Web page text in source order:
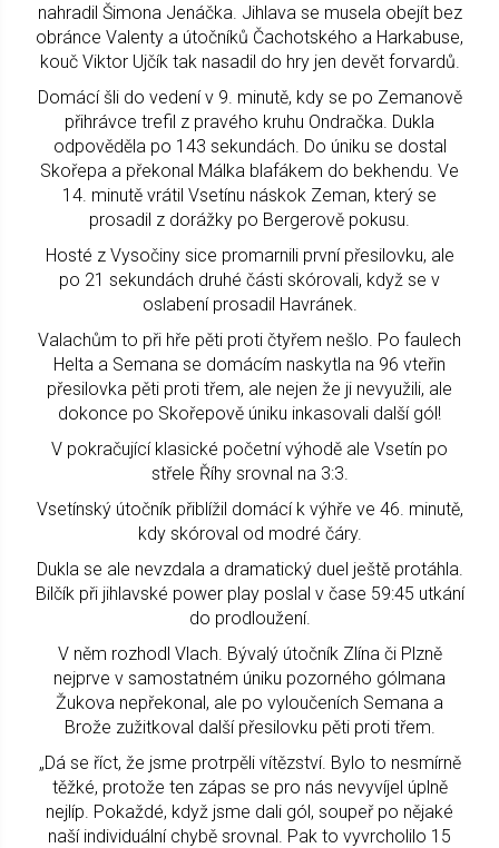
nahradil Šimona Jenáčka. Jihlava se musela obejít bez
obránce Valenty a útočníků Čachotského a Harkabuse,
kouč Viktor Ujčík tak nasadil do hry jen devět forvardů.
Domácí šli do vedení v 9. minutě, kdy se po Zemanově
přihrávce trefil z pravého kruhu Ondračka. Dukla
odpověděla po 143 sekundách. Do úniku se dostal
Skořepa a překonal Málka blafákem do bekhendu. Ve
14. minutě vrátil Vsetínu náskok Zeman, který se
prosadil z dorážky po Bergerově pokusu.
Hosté z Vysočiny sice promarnili první přesilovku, ale
po 21 sekundách druhé části skórovali, když se v
oslabení prosadil Havránek.
Valachům to při hře pěti proti čtyřem nešlo. Po faulech
Helta a Semana se domácím naskytla na 96 vteřin
přesilovka pěti proti třem, ale nejen že ji nevyužili, ale
dokonce po Skořepově úniku inkasovali další gól!
V pokračující klasické početní výhodě ale Vsetín po
střele Říhy srovnal na 3:3.
Vsetínský útočník přiblížil domácí k výhře ve 46. minutě,
kdy skóroval od modré čáry.
Dukla se ale nevzdala a dramatický duel ještě protáhla.
Bilčík při jihlavské power play poslal v čase 59:45 utkání
do prodloužení.
V něm rozhodl Vlach. Bývalý útočník Zlína či Plzně
nejprve v samostatném úniku pozorného gólmana
Žukova nepřekonal, ale po vyloučeních Semana a
Brože zužitkoval další přesilovku pěti proti třem.
„Dá se říct, že jsme protrpěli vítězství. Bylo to nesmírně
těžké, protože ten zápas se pro nás nevyvíjel úplně
nejlíp. Pokaždé, když jsme dali gól, soupeř po nějaké
naší individuální chybě srovnal. Pak to vyvrcholilo 15